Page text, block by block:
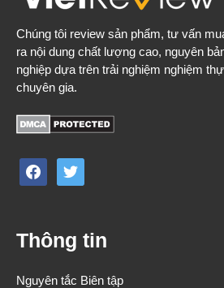
Chúng tôi review sản phẩm, tư vấn
ra nội dung chất lượng cao, nguyên
nghiệp dựa trên trải nghiệm nghiệm
chuyên gia.
facebooktwitter
Thông tin
Nguyên tắc Biên tập